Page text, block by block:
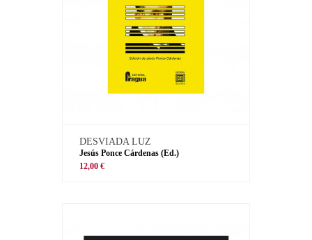
DESVIADA LUZ
Jesús Ponce Cárdenas (Ed.)
12,00 €